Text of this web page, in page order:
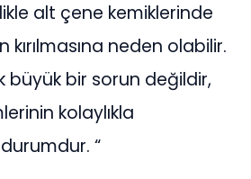
alt çene kemiklerinde
neden olabilir.
büyük bir sorun değildir,
kolaylıkla
“